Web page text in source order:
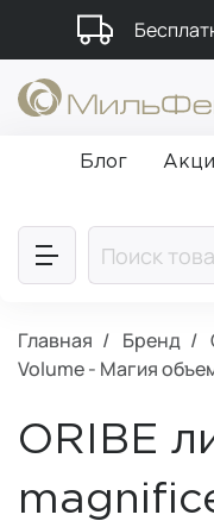
Подарки
Блог
Главная Бренд
Volume - Магия
ORIBE